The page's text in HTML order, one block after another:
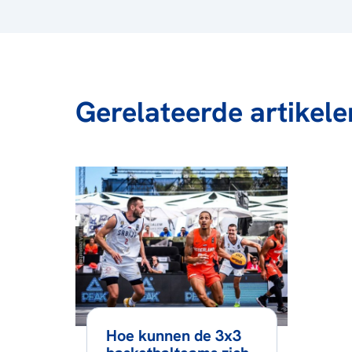
Gerelateerde
Hoe kunnen de 3x3